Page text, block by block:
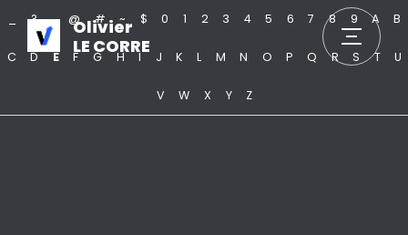
Olivier
LE CORRE
? . @ # ~ $ 0 1 2 3 4 5 6 7 8 9 A B
C D E F G H I J K L M N O P Q R S T U
V W X Y Z